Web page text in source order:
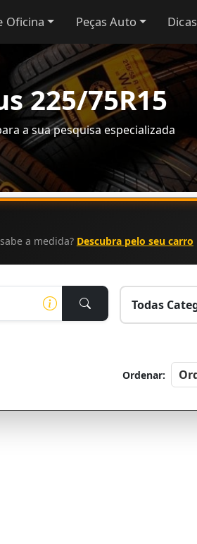
Oficina Peças Auto Dicas
225/75R15
a sua pesquisa especializada
a medida? Descubra pelo seu carro
Ordenar: